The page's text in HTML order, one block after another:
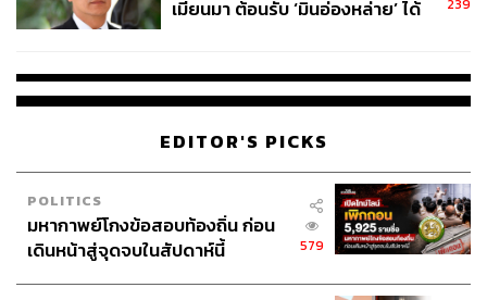
เมียนมา ต้อนรับ ‘มินอ่องหล่าย’ ได้
239
EDITOR'S PICKS
POLITICS
มหากาพย์โกงข้อสอบท้องถิ่น ก่อน
เดินหน้าสู่จุดจบในสัปดาห์นี้
579